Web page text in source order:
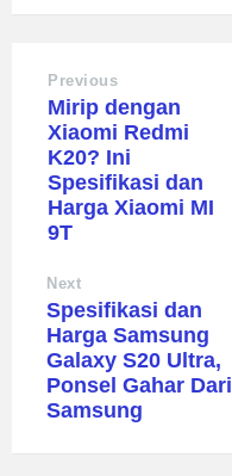
Previous
Mirip dengan
Xiaomi Redmi
K20? Ini
Spesifikasi dan
Harga Xiaomi MI
9T
Next
Spesifikasi dan
Harga Samsung
Galaxy S20 Ultra,
Ponsel Gahar Dari
Samsung